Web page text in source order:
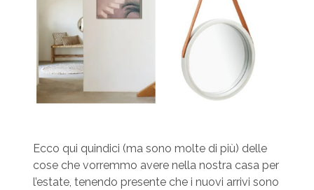
Ecco qui quindici (ma sono molte di più) delle
cose che vorremmo avere nella nostra casa per
l’estate, tenendo presente che i nuovi arrivi sono